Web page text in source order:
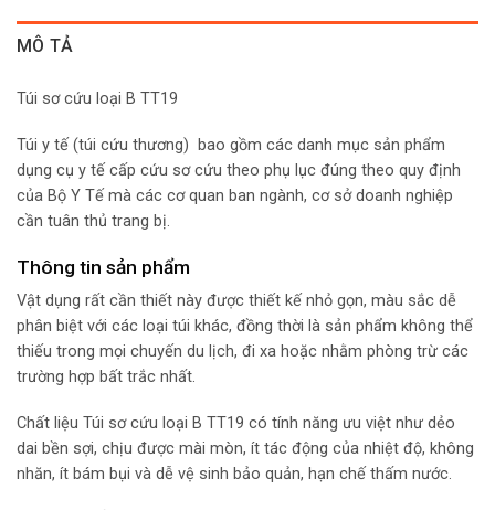
MÔ TẢ
Túi sơ cứu loại B TT19
Túi y tế (túi cứu thương)
bao gồm các danh mục sản phẩm
dụng cụ y tế cấp cứu sơ cứu theo phụ lục đúng theo quy định
của Bộ Y Tế mà các cơ quan ban ngành, cơ sở doanh nghiệp
cần tuân thủ trang bị.
Thông tin sản phẩm
Vật dụng rất cần thiết này được thiết kế nhỏ gọn, màu sắc dễ
phân biệt với các loại túi khác, đồng thời là sản phẩm không thể
thiếu trong mọi chuyến du lịch, đi xa hoặc nhằm phòng trừ các
trường hợp bất trắc nhất.
Chất liệu Túi sơ cứu loại B TT19 có tính năng ưu việt như dẻo
dai bền sợi, chịu được mài mòn, ít tác động của nhiệt độ, không
nhăn, ít bám bụi và dễ vệ sinh bảo quản, hạn chế thấm nước.